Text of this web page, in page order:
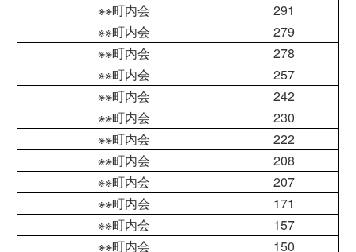
※※町内会
291
※※町内会
279
※※町内会
278
※※町内会
257
※※町内会
242
※※町内会
230
※※町内会
222
※※町内会
208
※※町内会
207
※※町内会
171
※※町内会
157
※※町内会
150